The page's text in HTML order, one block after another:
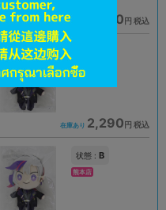
在庫あり 1,690円 税込
大阪日本橋店
在庫あり 2,290円 税込
状態 : B
熊本店